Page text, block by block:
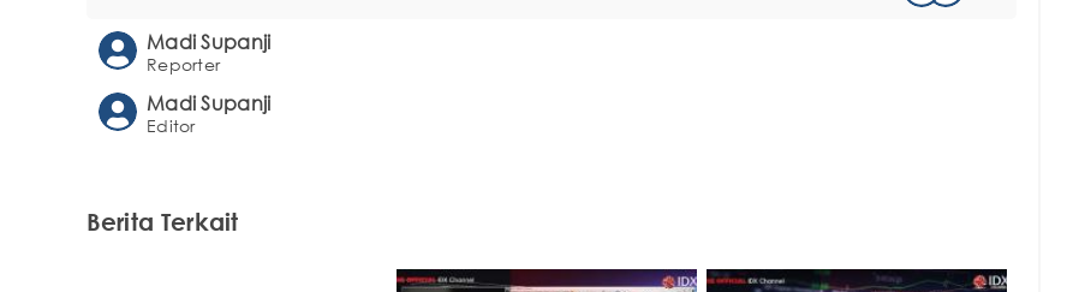
Madi Supanji
Reporter
Madi Supanji
Editor
Berita Terkait